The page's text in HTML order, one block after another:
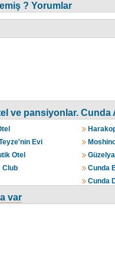
? Yorumlar
ve pansiyonlar. Cunda
Evi
Otel
Club
Cunda
Cunda
var